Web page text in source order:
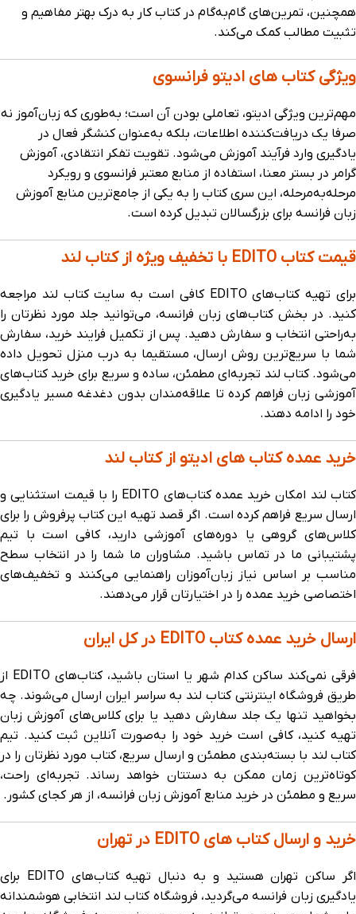
همچنین، تمرین‌های گام‌به‌گام در کتاب کار به درک بهتر مفاهیم و
تثبیت مطالب کمک می‌کند.
ویژگی کتاب های ادیتو فرانسوی
مهم‌ترین ویژگی ادیتو، تعاملی بودن آن است؛ به‌طوری که زبان‌آموز نه
صرفا یک دریافت‌کننده‌ اطلاعات، بلکه به‌عنوان کنشگر فعال در
یادگیری وارد فرآیند آموزش می‌شود. تقویت تفکر انتقادی، آموزش
گرامر در بستر معنا، استفاده از منابع معتبر فرانسوی و رویکرد
مرحله‌به‌مرحله، این سری کتاب را به یکی از جامع‌ترین منابع آموزش
زبان فرانسه برای بزرگسالان تبدیل کرده است.
قیمت کتاب EDITO با تخفیف ویژه از کتاب لند
برای تهیه کتاب‌های EDITO کافی‌ است به سایت کتاب لند مراجعه
کنید. در بخش کتاب‌های زبان فرانسه، می‌توانید جلد مورد نظرتان را
به‌راحتی انتخاب و سفارش دهید. پس از تکمیل فرایند خرید، سفارش
شما با سریع‌ترین روش ارسال، مستقیما به درب منزل تحویل داده
می‌شود. کتاب لند تجربه‌ای مطمئن، ساده و سریع برای خرید کتاب‌های
آموزشی زبان فراهم کرده تا علاقه‌مندان بدون دغدغه مسیر یادگیری
خود را ادامه دهند.
خرید عمده کتاب های ادیتو از کتاب لند
کتاب ‌لند امکان خرید عمده کتاب‌های EDITO را با قیمت استثنایی و
ارسال سریع فراهم کرده است. اگر قصد تهیه این کتاب پرفروش را برای
کلاس‌های گروهی یا دوره‌های آموزشی دارید، کافی‌ است با تیم
پشتیبانی ما در تماس باشید. مشاوران ما شما را در انتخاب سطح
مناسب بر اساس نیاز زبان‌آموزان راهنمایی می‌کنند و تخفیف‌های
اختصاصی خرید عمده را در اختیارتان قرار می‌دهند.
ارسال خرید عمده کتاب EDITO در کل ایران
فرقی نمی‌کند ساکن کدام شهر یا استان باشید، کتاب‌های EDITO از
طریق فروشگاه اینترنتی کتاب ‌لند به سراسر ایران ارسال می‌شوند. چه
بخواهید تنها یک جلد سفارش دهید یا برای کلاس‌های آموزش زبان
تهیه کنید، کافی ا‌ست خرید خود را به‌صورت آنلاین ثبت کنید. تیم
کتاب ‌لند با بسته‌بندی مطمئن و ارسال سریع، کتاب مورد نظرتان را در
کوتاه‌ترین زمان ممکن به دستتان خواهد رساند. تجربه‌ای راحت،
سریع و مطمئن در خرید منابع آموزش زبان فرانسه، از هر کجای کشور.
خرید و ارسال کتاب های EDITO در تهران
اگر ساکن تهران هستید و به دنبال تهیه کتاب‌های EDITO برای
یادگیری زبان فرانسه می‌گردید، فروشگاه کتاب‌ لند انتخابی هوشمندانه